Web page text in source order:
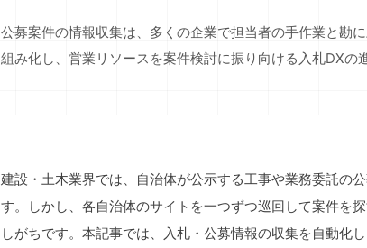
公募案件の情報収集は、多くの企業で担当者の手作業と勘
組み化し、営業リソースを案件検討に振り向ける入札DXの
建設・土木業界では、自治体が公示する工事や業務委託の
す。しかし、各自治体のサイトを一つずつ巡回して案件を
しがちです。本記事では、入札・公募情報の収集を自動化